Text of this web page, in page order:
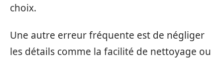
choix.
Une autre erreur fréquente est de négliger
les détails comme la facilité de nettoyage ou